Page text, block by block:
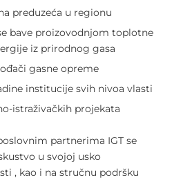
preduzeća u regionu
bave proizovodnjom toplotne
iz prirodnog gasa
gasne opreme
institucije svih nivoa vlasti
istraživačkih projekata
partnerima IGT se
u svojoj usko
, kao i na stručnu podršku